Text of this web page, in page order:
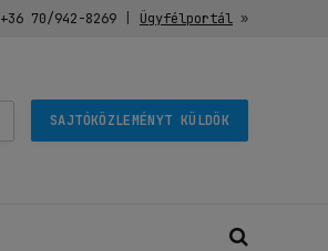
+36 70/942-8269| Ügyfélportál»
SAJTÓKÖZLEMÉNYT KÜLDÖK